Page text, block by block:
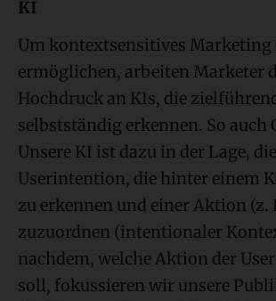
KI
Um kontextsensitives Marketing
ermöglichen, arbeiten Marketer
Hochdruck an KIs, die
selbstständig erkennen. So auch
Unsere KI ist dazu in der Lage, die
Userintention, die hinter einem
zu erkennen und einer Aktion (z.
zuzuordnen (intentionaler
nachdem, welche Aktion der
soll, fokussieren wir unsere